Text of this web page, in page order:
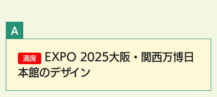
A
満席
EXPO 2025大阪・関西万博日
本館のデザイン